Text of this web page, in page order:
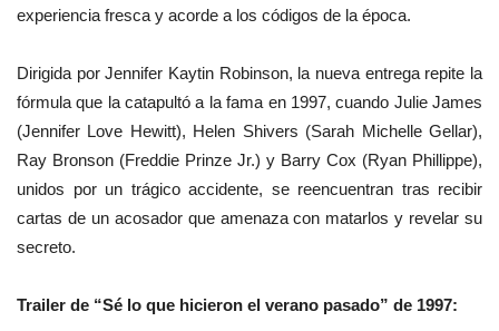
experiencia fresca y acorde a los códigos de la época.
Dirigida por Jennifer Kaytin Robinson, la nueva entrega repite la
fórmula que la catapultó a la fama en 1997, cuando Julie James
(Jennifer Love Hewitt), Helen Shivers (Sarah Michelle Gellar),
Ray Bronson (Freddie Prinze Jr.) y Barry Cox (Ryan Phillippe),
unidos por un trágico accidente, se reencuentran tras recibir
cartas de un acosador que amenaza con matarlos y revelar su
secreto.
Trailer de “Sé lo que hicieron el verano pasado” de 1997: